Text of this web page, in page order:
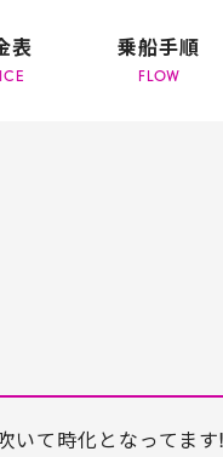
表 乗船手順
いて時化となってます!